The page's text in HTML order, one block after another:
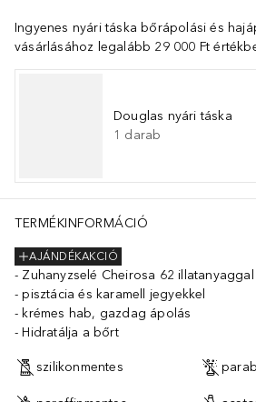
Ingyenes nyári táska bőrápolási és
vásárlásához legalább 29 000 Ft
Douglas nyári táska
1 darab
TERMÉKINFORMÁCIÓ
AJÁNDÉKAKCIÓ
Zuhanyzselé Cheirosa 62 illatanyaggal
pisztácia és karamell jegyekkel
krémes hab, gazdag ápolás
Hidratálja a bőrt
szilikonmentes